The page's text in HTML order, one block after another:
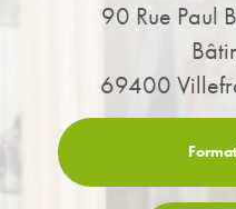
90 Rue Paul
69400